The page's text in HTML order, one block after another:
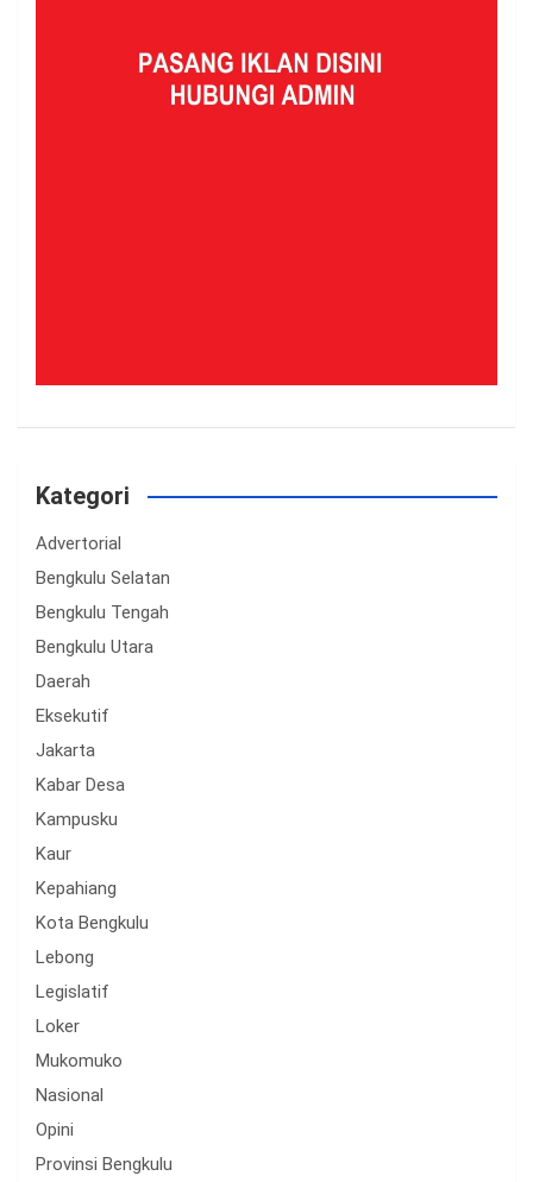
Kategori
Advertorial
Bengkulu Selatan
Bengkulu Tengah
Bengkulu Utara
Daerah
Eksekutif
Jakarta
Kabar Desa
Kampusku
Kaur
Kepahiang
Kota Bengkulu
Lebong
Legislatif
Loker
Mukomuko
Nasional
Opini
Provinsi Bengkulu